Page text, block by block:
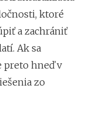
ktoré
a zachrániť
Ak sa
preto hneď v
zo